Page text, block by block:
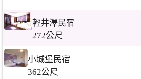
輕井澤民宿
272公尺
小城堡民宿
362公尺